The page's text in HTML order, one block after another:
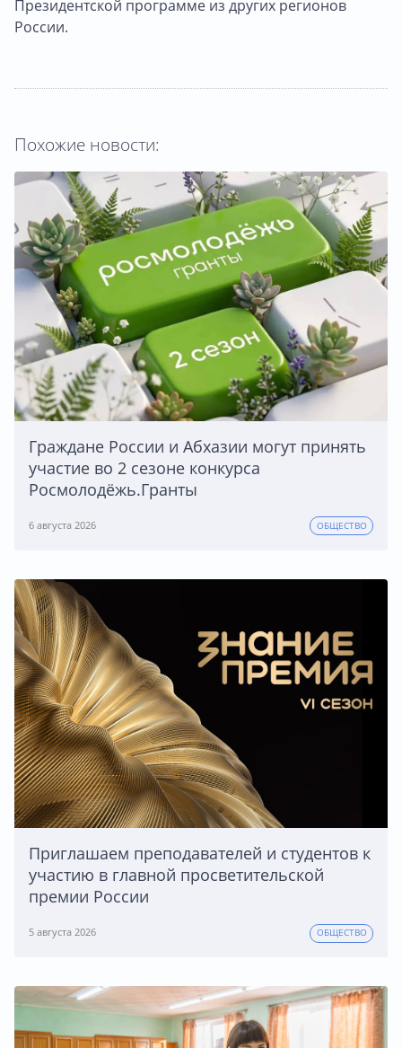
Президентской программе из других регионов
России.
Похожие новости:
Граждане России и Абхазии могут принять
участие во 2 сезоне конкурса
Росмолодёжь.Гранты
6 августа 2026 ОБЩЕСТВО
Приглашаем преподавателей и студентов к
участию в главной просветительской
премии России
5 августа 2026 ОБЩЕСТВО